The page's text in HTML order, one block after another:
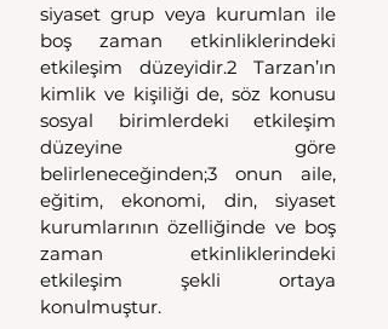
siyaset grup veya kurumlan ile
boş zaman etkinliklerindeki
etkileşim düzeyidir.2 Tarzan’ın
kimlik ve kişiliği de, söz konusu
sosyal birimlerdeki etkileşim
düzeyine göre
belirleneceğinden;3 onun aile,
eğitim, ekonomi, din, siyaset
kurumlarının özelliğinde ve boş
zaman etkinliklerindeki
etkileşim şekli ortaya
konulmuştur.